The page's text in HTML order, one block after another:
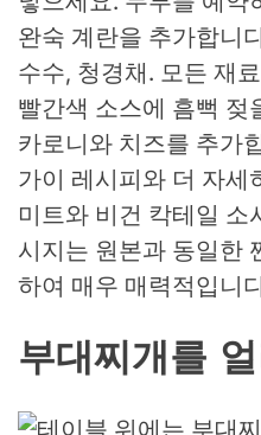
완숙 계란을 추가합니
수수, 청경채. 모든 재
빨간색 소스에 흠뻑 젖
카로니와 치즈를 추가
가이 레시피와 더 자세
미트와 비건 칵테일 소
시지는 원본과 동일한
하여 매우 매력적입니
부대찌개를